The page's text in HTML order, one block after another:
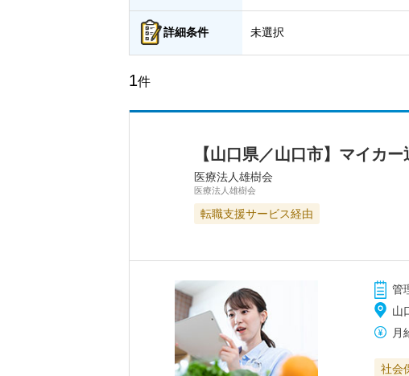
詳細条件 未選択
1件
【山口県／山口市】マイカ
医療法人雄樹会
医療法人雄樹会
転職支援サービス経由
管
山
月
社会